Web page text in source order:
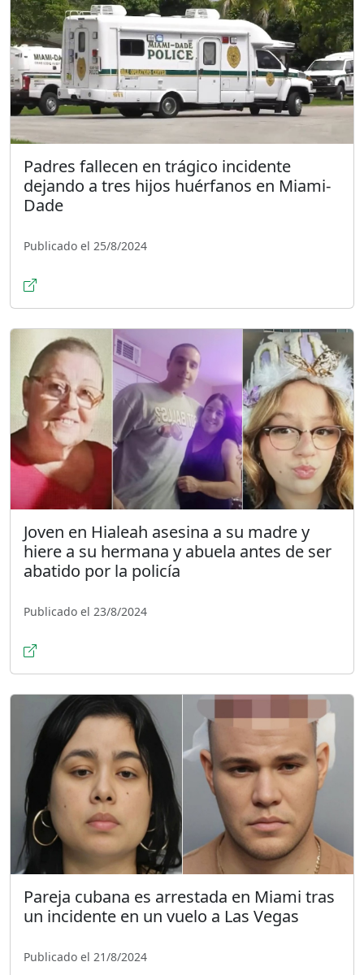
Padres fallecen en trágico incidente
dejando a tres hijos huérfanos en Miami-
Dade
Publicado el 25/8/2024
Joven en Hialeah asesina a su madre y
hiere a su hermana y abuela antes de ser
abatido por la policía
Publicado el 23/8/2024
Pareja cubana es arrestada en Miami tras
un incidente en un vuelo a Las Vegas
Publicado el 21/8/2024